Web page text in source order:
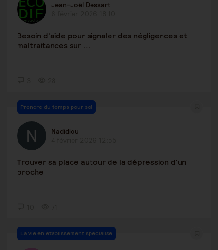
Jean-Joël Dessart
Besoin d'aide pour signaler des négligences et
maltraitances sur ...
Prendre du temps pour soi
Nadidiou
Trouver sa place autour de la dépression d'un
proche
La vie en établissement spécialisé